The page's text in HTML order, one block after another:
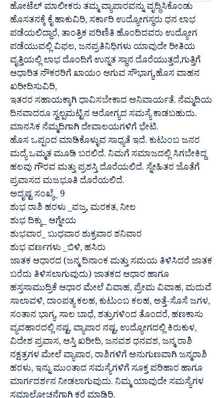
ಹೋಟೆಲ್ ಮಾಲೀಕರು ತಮ್ಮ ವ್ಯಾಪಾರವನ್ನು ವೃದ್ಧಿಸಿಕೊಂಡು
ಹೊಸತನಕ್ಕೆ ಕೈ ಹಾಕುವಿರಿ, ಸರ್ಕಾರಿ ಉದ್ಯೋಗಸ್ಥರು ಧನ ಲಾಭ
ಪಡೆಯಲಿದ್ದಾರೆ, ತಾಂತ್ರಿಕ ಪರಿಣಿತಿ ಹೊಂದಿದವರು ಉದ್ಯೋಗ
ಪಡೆಯುವಲ್ಲಿ ವಿಫಲ, ಜನಪ್ರತಿನಿಧಿಗಳು ಯಾವುದೇ ರೀತಿಯ
ವೃತ್ತಿಯಲ್ಲಿ ಲಾಭ ದೊಂದಿಗೆ ಉನ್ನತ ಸ್ಥಾನ ದೊರೆಯುತ್ತದೆ,ಗುತ್ತಿಗೆ
ಆಧಾರಿತ ನೌಕರರಿಗೆ ಖಾಯಂ ಆಗುವ ಸೌಭಾಗ್ಯ,ಹೊಸ ವಾಹನ
ಖರೀದಿಸುವಿರಿ,
ಇತರರ ಸಹಾಯಕ್ಕಾಗಿ ಧಾವಿಸಬೇಕಾದ ಅನಿವಾರ್ಯತೆ. ನೆಮ್ಮದಿಯ
ದಿನವಾದರೂ ಸ್ವಲ್ಪಮಟ್ಟಿನ ಆರೋಗ್ಯದ ಸಮಸ್ಯೆ ಕಾಡಬಹುದು.
ಮಾನಸಿಕ ನೆಮ್ಮದಿಗಾಗಿ ದೇವಾಲಯಗಳಿಗೆ ಭೇಟಿ.
ಹೊಸ ಒಪ್ಪಂದ ಮಾಡಿಕೊಳ್ಳುವ ಸಾಧ್ಯತೆ ಇದೆ. ಕುಟುಂಬ ಜನರ
ಮದ್ಯೆ ಒಮ್ಮತ ಮೂಡಿ ಬರಲಿದೆ. ನಿಮಗೆ ಸಮಾಜದಲ್ಲಿ ಸಿಗಬೇಕಿದ್ದ
ಹಲವು ಗೌರವ ಮತ್ತು ಪ್ರಶಸ್ತಿ ದೊರೆಯಲಿದೆ. ಸ್ನೇಹಿತರ ಜೊತೆಗೆ
ಪ್ರವಾಸದ ಮಜಭೂತಿ ದೊರೆಯಲಿದೆ.
ಅದೃಷ್ಟ ಸಂಖ್ಯೆ_ 9
ಶುಭ ರಾಶಿ ಹರಳು _ವಜ್ರ, ಮರಕತ, ನೀಲ
ಶುಭ ದಿಕ್ಕು_ ಆಗ್ನೇಯ
ಶುಭವಾರ_ ಬುಧವಾರ ಶುಕ್ರವಾರ ಶನಿವಾರ
ಶುಭ ವರ್ಣಗಳು _ಬಿಳಿ, ಹಸಿರು
ಜಾತಕ ಆಧಾರದ (ಜನ್ಮ ದಿನಾಂಕ ಮತ್ತು ಸಮಯ ತಿಳಿಸಿದರೆ ಜಾತಕ
ಬರೆದು ತಿಳಿಸಲಾಗುವುದು) ಜಾತಕದ ಆಧಾರ ಹಾಗೂ
ಹಸ್ತಸಾಮುದ್ರಿಕೆ ಆಧಾರ ಮೇಲೆ ವಿವಾಹ, ಪ್ರೇಮ ವಿವಾಹ, ಮದುವೆ
ಸಾಲಾವಳಿ, ದಾಂಪತ್ಯ ಕಲಹ, ಕುಟುಂಬ ಕಲಹ, ಅತ್ತೆ-ಸೊಸೆ ಜಗಳ,
ಸಂತಾನ ಭಾಗ್ಯ, ಸಾಲ ಬಾಧೆ, ಶತ್ರುಗಳಿಂದ ತೊಂದರೆ, ಹಣಕಾಸು
ವ್ಯವಹಾರದಲ್ಲಿ ನಷ್ಟ, ವ್ಯಾಪಾರ ನಷ್ಟ, ಉದ್ಯೋಗದಲ್ಲಿ ಕಿರುಕುಳ,
ವಿದೇಶ ಪ್ರವಾಸ, ಆಸ್ತಿ ಖರೀದಿ, ಜನವಶ ಧನವಶ, ಜನ್ಮ ರಾಶಿ
ನಕ್ಷತ್ರಗಳ ಮೇಲೆ ವ್ಯಾಪಾರ, ರಾಶಿಗಳಿಗೆ ಅನುಗುಣವಾಗಿ ಜನ್ಮರಾಶಿ
ಹರಳು, ಇನ್ನು ಮುಂತಾದ ಸಮಸ್ಯೆಗಳಿಗೆ ಸೂಕ್ತ ಪರಿಹಾರ ಹಾಗೂ
ಮಾರ್ಗದರ್ಶನ ನೀಡಲಾಗುವುದು. ನಿಮ್ಮ ಯಾವುದೇ ಸಮಸ್ಯೆಗಳ